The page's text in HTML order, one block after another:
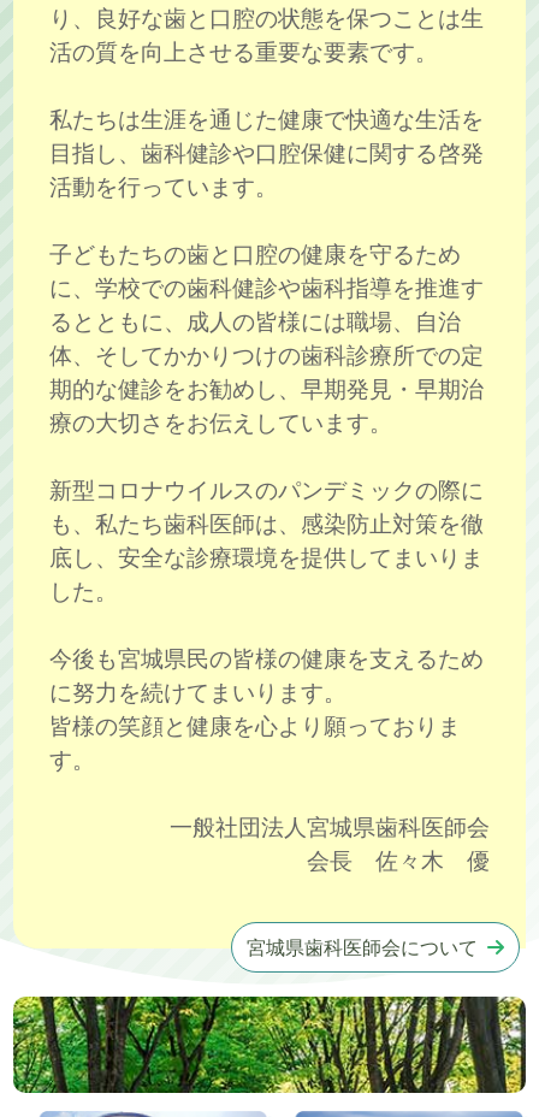
り、良好な歯と口腔の状態を保つことは生
活の質を向上させる重要な要素です。
私たちは生涯を通じた健康で快適な生活を
目指し、歯科健診や口腔保健に関する啓発
活動を行っています。
子どもたちの歯と口腔の健康を守るため
に、学校での歯科健診や歯科指導を推進す
るとともに、成人の皆様には職場、自治
体、そしてかかりつけの歯科診療所での定
期的な健診をお勧めし、早期発見・早期治
療の大切さをお伝えしています。
新型コロナウイルスのパンデミックの際に
も、私たち歯科医師は、感染防止対策を徹
底し、安全な診療環境を提供してまいりま
した。
今後も宮城県民の皆様の健康を支えるため
に努力を続けてまいります。
皆様の笑顔と健康を心より願っておりま
す。
一般社団法人宮城県歯科医師会
会長 佐々木 優
宮城県歯科医師会について